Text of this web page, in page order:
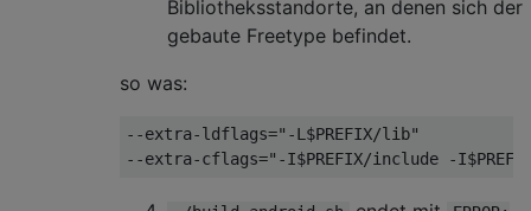
Bibliotheksstandorte, an denen sich der
gebaute Freetype befindet.
so was:
--extra-ldflags="-L$PREFIX/lib"